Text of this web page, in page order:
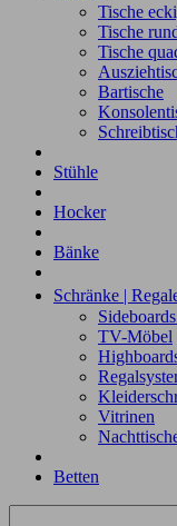
Tische
Tische
Tische
Bartische
Stühle
Hocker
Bänke
Schränke |
TV-Möbel
Vitrinen
Betten